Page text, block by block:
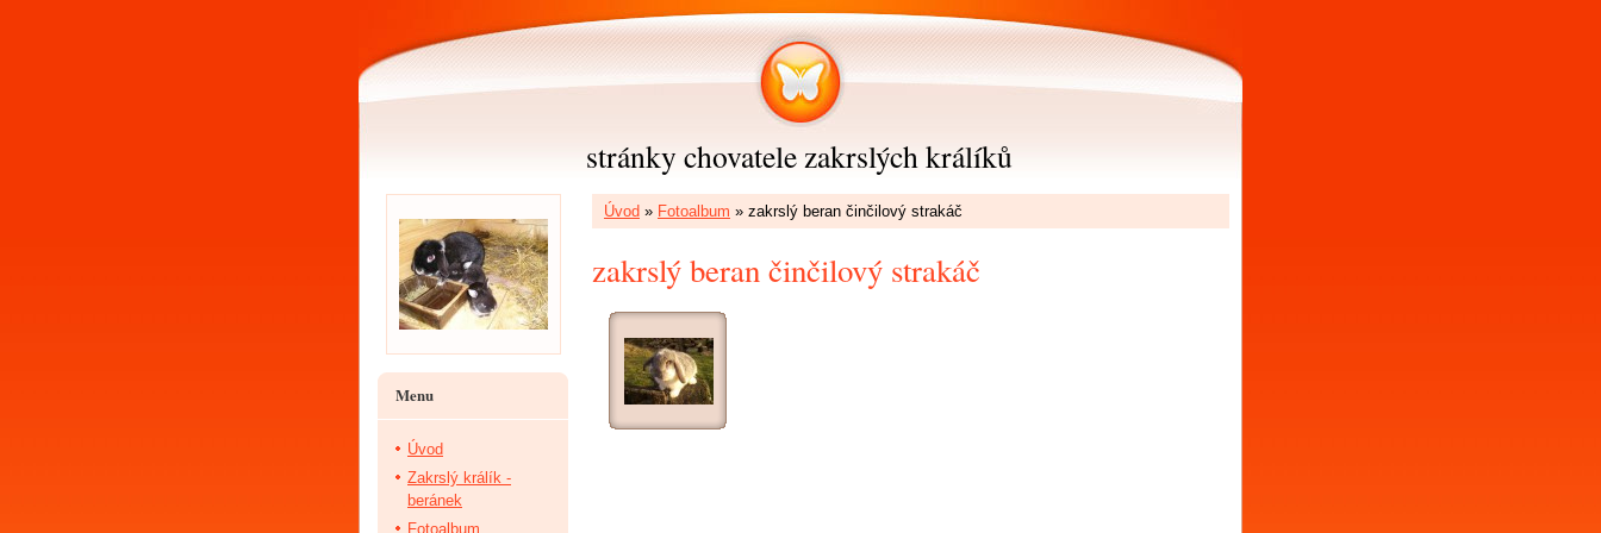
stránky chovatele zakrslých králíků
Úvod » Fotoalbum » zakrslý beran činčilový strakáč
zakrslý beran činčilový strakáč
Menu
Úvod
Zakrslý králík -
beránek
Fotoalbum